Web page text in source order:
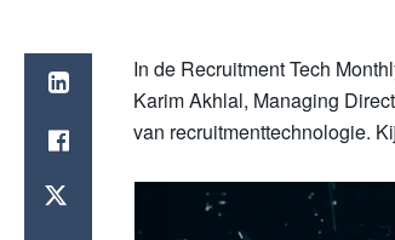
In de Recruitment Tech
Karim Akhlal, Managing
van recruitmenttechnologie.